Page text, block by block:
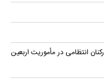
انتظامی در مأموریت اربعین